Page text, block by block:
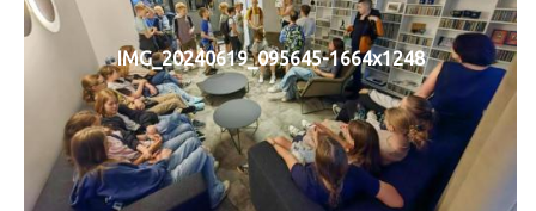
IMG_20240619_095645-1664x1248